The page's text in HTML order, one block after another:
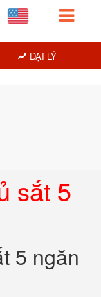
sắt 5
5 ngăn
ĐẠI LÝ